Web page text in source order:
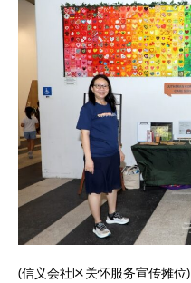
(信义会社区关怀服务宣传摊位)